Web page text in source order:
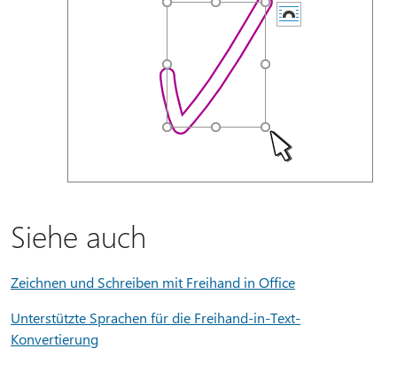
Siehe auch
Zeichnen und Schreiben mit Freihand in Office
Unterstützte Sprachen für die Freihand-in-Text-
Konvertierung